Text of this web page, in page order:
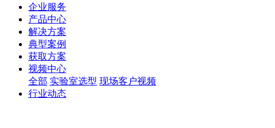
企业服务
产品中心
解决方案
典型案例
获取方案
视频中心
全部 实验室选型 现场客户视频
行业动态